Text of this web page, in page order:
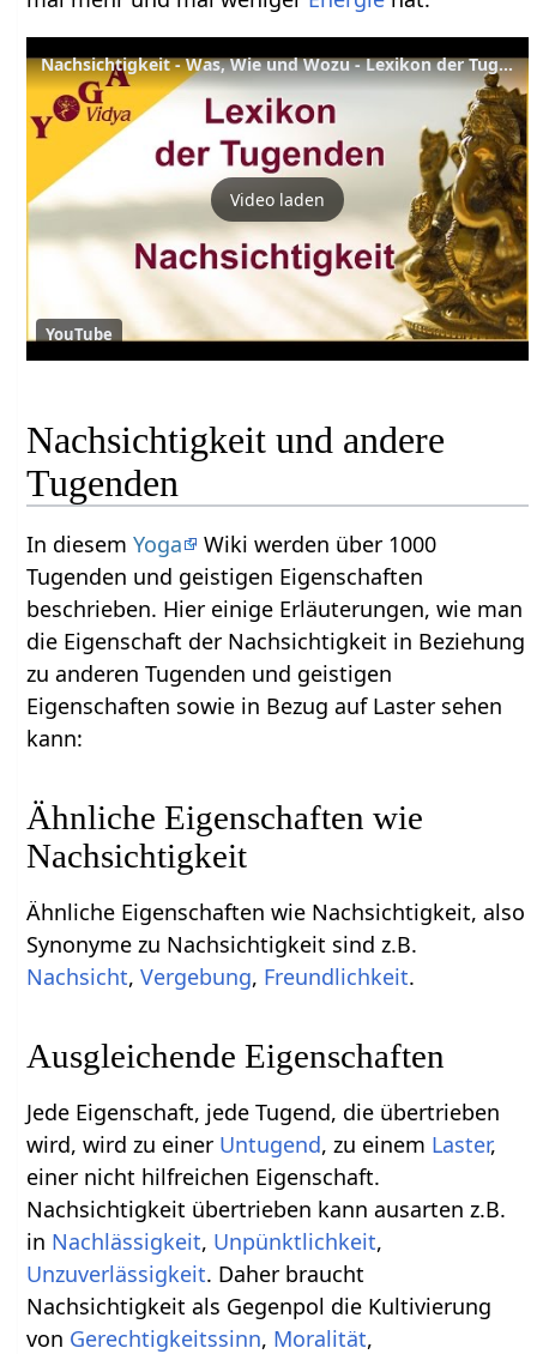
Nachsichtigkeit - Was, Wie und Wozu - Lexikon der Tugenden Yoga Vidya
Video laden
YouTube
Nachsichtigkeit und andere
Tugenden
In diesemYoga
Wiki werden über 1000
Tugenden und geistigen Eigenschaften
beschrieben. Hier einige Erläuterungen, wie man
die Eigenschaft der Nachsichtigkeit in Beziehung
zu anderen Tugenden und geistigen
Eigenschaften sowie in Bezug auf Laster sehen
kann:
Ähnliche Eigenschaften wie
Nachsichtigkeit
Ähnliche Eigenschaften wie Nachsichtigkeit, also
Synonyme zu Nachsichtigkeit sind z.B.
Nachsicht,Vergebung, Freundlichkeit.
Ausgleichende Eigenschaften
Jede Eigenschaft, jede Tugend, die übertrieben
wird, wird zu einer Untugend, zu einem Laster,
einer nicht hilfreichen Eigenschaft.
Nachsichtigkeit übertrieben kann ausarten z.B.
in Nachlässigkeit, Unpünktlichkeit,
Unzuverlässigkeit. Daher braucht
Nachsichtigkeit als Gegenpol die Kultivierung
von Gerechtigkeitssinn, Moralität,